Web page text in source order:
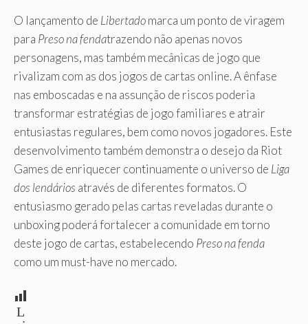
O lançamento de Libertadomarca um ponto de viragem
para Preso na fendatrazendo não apenas novos
personagens, mas também mecânicas de jogo que
rivalizam com as dos jogos de cartas online. A ênfase
nas emboscadas e na assunção de riscos poderia
transformar estratégias de jogo familiares e atrair
entusiastas regulares, bem como novos jogadores. Este
desenvolvimento também demonstra o desejo da Riot
Games de enriquecer continuamente o universo de Liga
dos lendários através de diferentes formatos. O
entusiasmo gerado pelas cartas reveladas durante o
unboxing poderá fortalecer a comunidade em torno
deste jogo de cartas, estabelecendo Preso na fenda
como um must-have no mercado.
L